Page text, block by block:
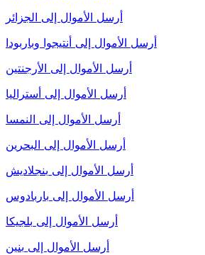
أرسل الأموال إلى الجزائر
أرسل الأموال إلى أنتيجوا وباربودا
أرسل الأموال إلى الأرجنتين
أرسل الأموال إلى أستراليا
أرسل الأموال إلى النمسا
أرسل الأموال إلى البحرين
أرسل الأموال إلى بنجلاديش
أرسل الأموال إلى باربادوس
أرسل الأموال إلى بلجيكا
أرسل الأموال إلى بنين